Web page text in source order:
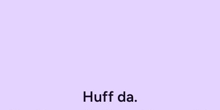
Huff da.